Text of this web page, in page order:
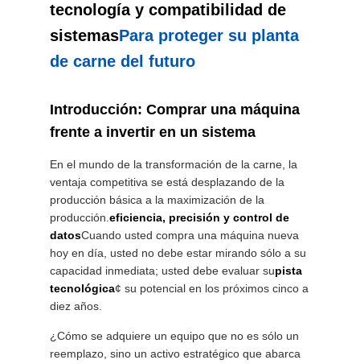
TRABAJO
SOLICITAR
MAPA
SITIO
POLÍTICA
PRIVACIDAD
tecnología y compatibilidad de
sistemasPara proteger su planta
de carne del futuro
Introducción: Comprar una máquina
frente a invertir en un sistema
En el mundo de la transformación de la carne, la
ventaja competitiva se está desplazando de la
producción básica a la maximización de la
producción.eficiencia, precisión y control de
datosCuando usted compra una máquina nueva
hoy en día, usted no debe estar mirando sólo a su
capacidad inmediata; usted debe evaluar supista
tecnológica¢ su potencial en los próximos cinco a
diez años.
¿Cómo se adquiere un equipo que no es sólo un
reemplazo, sino un activo estratégico que abarca